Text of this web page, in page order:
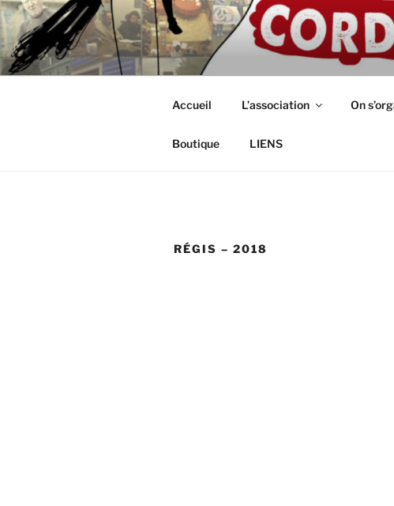
Aller
au
contenu
principal
CORDISTES
Intérimaires, embauché(e)s,
Accueil L’association On
Boutique LIENS
RÉGIS – 2018